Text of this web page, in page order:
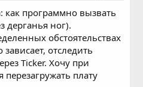
как программно вызвать
дерганья ног).
обстоятельствах
отследить
Ticker. Хочу при
плату